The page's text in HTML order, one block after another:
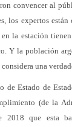
convencer al
los expertos
la estación
Y la población
una
de Estado de
(de la
2018 que esta